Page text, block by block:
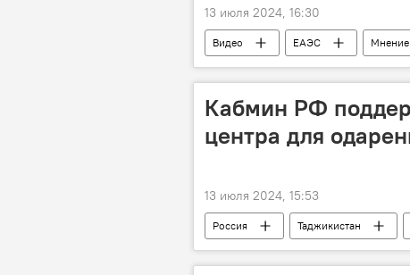
13 июля 2024, 16:30
Видео ЕАЭС Мнение
рынок
Кабмин РФ
центра для
13 июля 2024, 15:53
Россия Таджикистан